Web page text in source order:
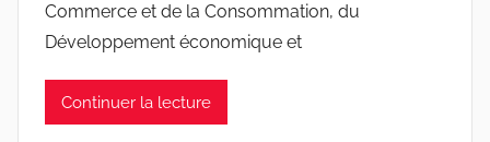
Commerce et de la Consommation, du
Développement économique et
Continuer la lecture